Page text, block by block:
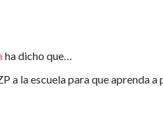
ha dicho que…
a la escuela para que aprenda a